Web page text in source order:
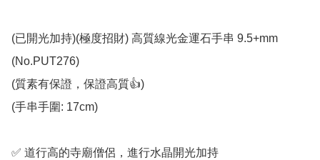
(已開光加持)(極度招財) 高質線光金運石手串 9.5+mm
(No.PUT276)
(質素有保證，保證高質👍)
(手串手圍: 17cm)
✅️ 道行高的寺廟僧侶，進行水晶開光加持